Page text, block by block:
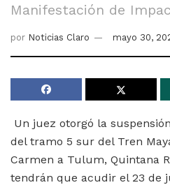
Manifestación de
por Noticias Claro mayo 30,
Un juez otorgó la
del tramo 5 sur del Tren
Carmen a Tulum, Quintana
tendrán que acudir el 23 de